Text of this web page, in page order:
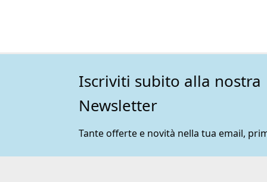
Iscriviti subito alla nostra
Newsletter
Tante offerte e novità nella tua email,